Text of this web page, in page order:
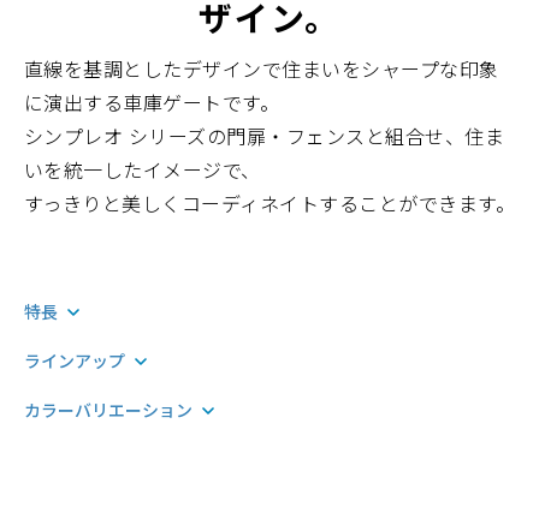
ザイン。
直線を基調としたデザインで住まいをシャープな印象
に演出する車庫ゲートです。
シンプレオ シリーズの門扉・フェンスと組合せ、住ま
いを統一したイメージで、
すっきりと美しくコーディネイトすることができます。
特長
ラインアップ
カラーバリエーション